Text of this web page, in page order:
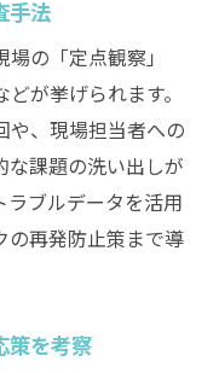
手法
の「定点観察」
が挙げられます。
や、現場担当者への
な課題の洗い出しが
ラブルデータを活用
の再発防止策まで導
策を考察